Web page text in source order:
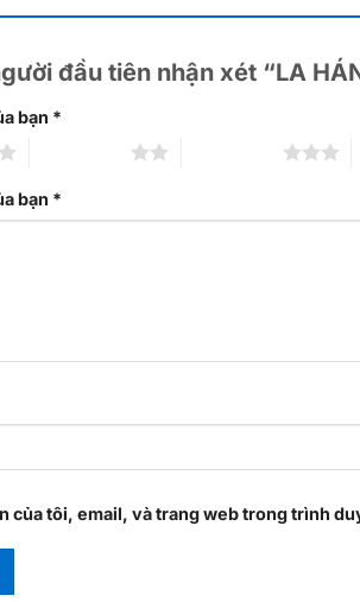
đầu tiên nhận xét “LA
bạn *
bạn *
của tôi, email, và trang web trong trình